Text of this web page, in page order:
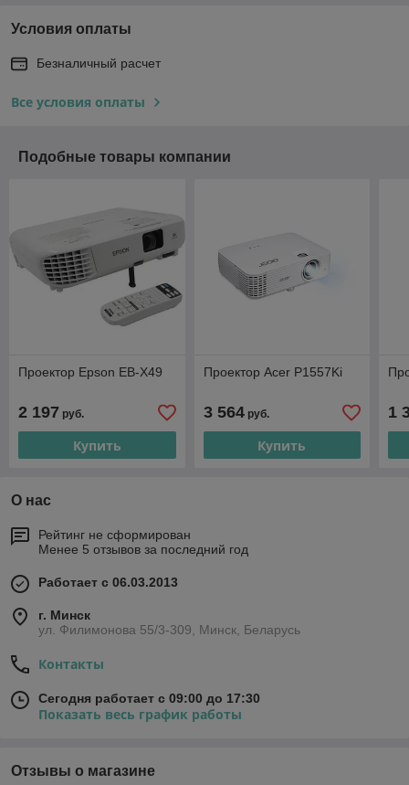
Условия оплаты
Безналичный расчет
Все условия оплаты
Подобные товары компании
Проектор Epson EB-X49
2 197 руб.
Купить
Проектор Acer P1557Ki
3 564руб.
Купить
1
О нас
Рейтинг не сформирован
Менее 5 отзывов за последний год
Работает с 06.03.2013
г. Минск
ул. Филимонова 55/3-309, Минск, Беларусь
Контакты
Сегодня работает с 09:00 до 17:30
Показать весь график работы
Отзывы о магазине